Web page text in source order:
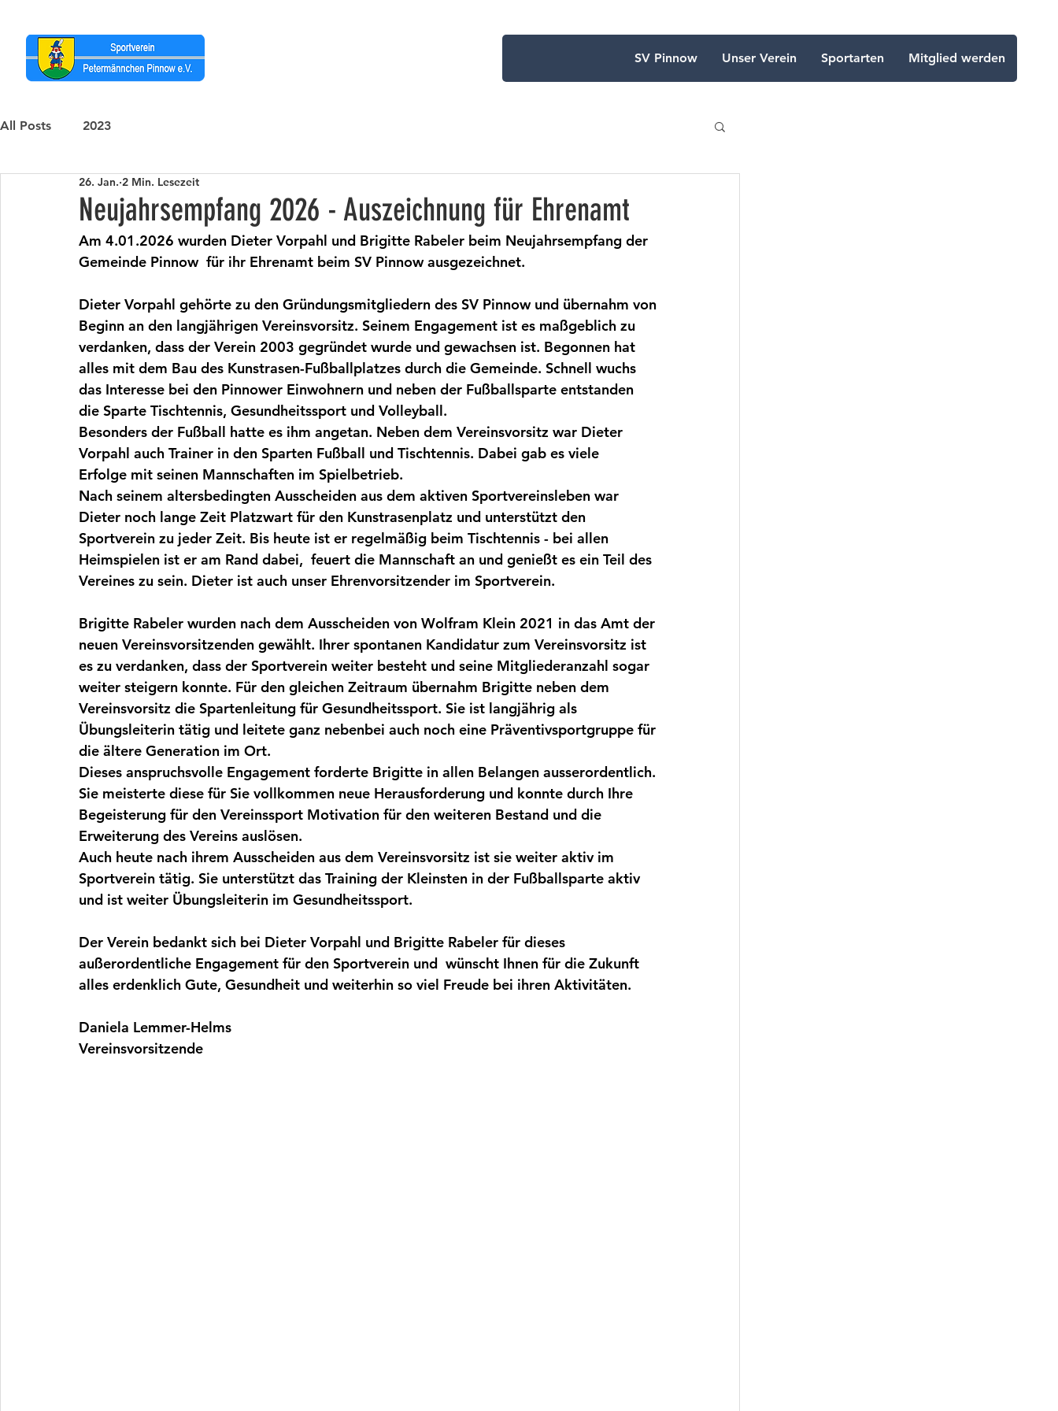
SV Pinnow Unser Verein Sportarten Mitglied werden
All Posts 2023
Neujahrsempfang 2026 - Auszeichnung für Ehrenamt
26. Jan. 2 Min. Lesezeit
Am 4.01.2026 wurden Dieter Vorpahl und Brigitte Rabeler beim Neujahrsempfang der
Gemeinde Pinnow  für ihr Ehrenamt beim SV Pinnow ausgezeichnet.
Dieter Vorpahl gehörte zu den Gründungsmitgliedern des SV Pinnow und übernahm von
Beginn an den langjährigen Vereinsvorsitz. Seinem Engagement ist es maßgeblich zu
verdanken, dass der Verein 2003 gegründet wurde und gewachsen ist. Begonnen hat
alles mit dem Bau des Kunstrasen-Fußballplatzes durch die Gemeinde. Schnell wuchs
das Interesse bei den Pinnower Einwohnern und neben der Fußballsparte entstanden
die Sparte Tischtennis, Gesundheitssport und Volleyball.
Besonders der Fußball hatte es ihm angetan. Neben dem Vereinsvorsitz war Dieter
Vorpahl auch Trainer in den Sparten Fußball und Tischtennis. Dabei gab es viele
Erfolge mit seinen Mannschaften im Spielbetrieb.
Nach seinem altersbedingten Ausscheiden aus dem aktiven Sportvereinsleben war
Dieter noch lange Zeit Platzwart für den Kunstrasenplatz und unterstützt den
Sportverein zu jeder Zeit. Bis heute ist er regelmäßig beim Tischtennis - bei allen
Heimspielen ist er am Rand dabei,  feuert die Mannschaft an und genießt es ein Teil des
Vereines zu sein. Dieter ist auch unser Ehrenvorsitzender im Sportverein.
Brigitte Rabeler wurden nach dem Ausscheiden von Wolfram Klein 2021 in das Amt der
neuen Vereinsvorsitzenden gewählt. Ihrer spontanen Kandidatur zum Vereinsvorsitz ist
es zu verdanken, dass der Sportverein weiter besteht und seine Mitgliederanzahl sogar
weiter steigern konnte. Für den gleichen Zeitraum übernahm Brigitte neben dem
Vereinsvorsitz die Spartenleitung für Gesundheitssport. Sie ist langjährig als
Übungsleiterin tätig und leitete ganz nebenbei auch noch eine Präventivsportgruppe für
die ältere Generation im Ort.
Dieses anspruchsvolle Engagement forderte Brigitte in allen Belangen ausserordentlich.
Sie meisterte diese für Sie vollkommen neue Herausforderung und konnte durch Ihre
Begeisterung für den Vereinssport Motivation für den weiteren Bestand und die
Erweiterung des Vereins auslösen.
Auch heute nach ihrem Ausscheiden aus dem Vereinsvorsitz ist sie weiter aktiv im
Sportverein tätig. Sie unterstützt das Training der Kleinsten in der Fußballsparte aktiv
und ist weiter Übungsleiterin im Gesundheitssport.
Der Verein bedankt sich bei Dieter Vorpahl und Brigitte Rabeler für dieses
außerordentliche Engagement für den Sportverein und  wünscht Ihnen für die Zukunft
alles erdenklich Gute, Gesundheit und weiterhin so viel Freude bei ihren Aktivitäten.
Daniela Lemmer-Helms
Vereinsvorsitzende